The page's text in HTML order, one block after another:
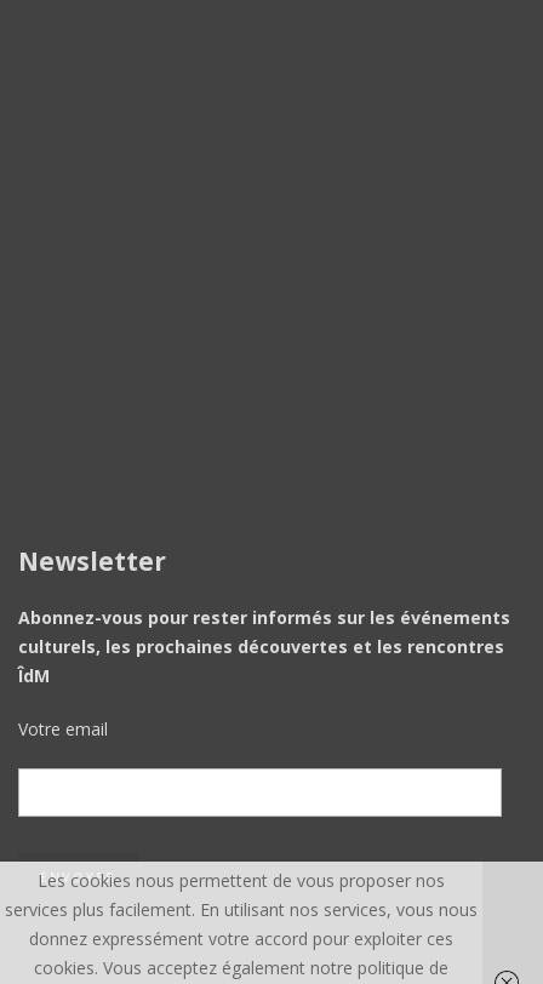
Newsletter
Abonnez-vous pour rester informés sur les événements
culturels, les prochaines découvertes et les rencontres
ÎdM
Votre email
Les cookies nous permettent de vous proposer nos
services plus facilement. En utilisant nos services, vous nous
donnez expressément votre accord pour exploiter ces
cookies. Vous acceptez également notre politique de